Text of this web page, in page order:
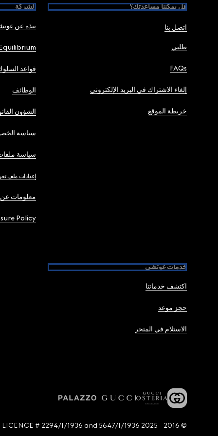
هل يمكننا مساعدتك؟
اتصل بنا
طلبي
FAQs
إلغاء الاشتراك في البريد الإلكتروني
خريطة الموقع
الشركة
نبذة عن
قواعد
الوظائف
الشؤون
سياسة
سياسة
إعدادات ملف
معلومات
Policy
خدمات غوتشي
اكتشف خدماتنا
حجز موعد
الاستلام في المتجر
© 2016 - 2025 Guccio Gucci S.p.A. - All rights reserved. SIAE LICENCE # 2294/I/1936 and 5647/I/1936